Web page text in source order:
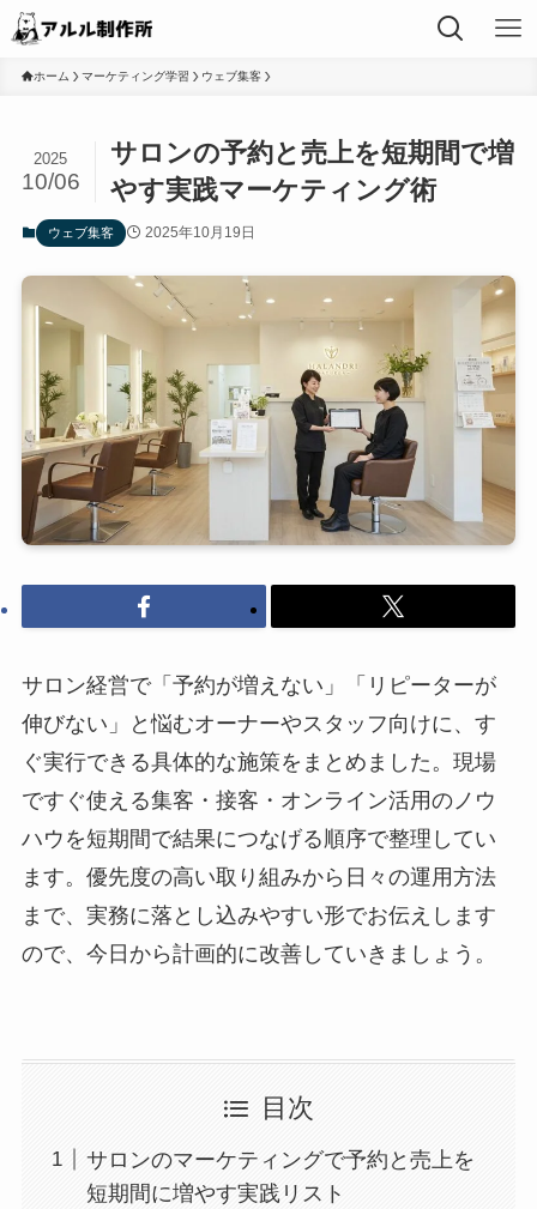
ホーム マーケティング学習 ウェブ集客
サロンの予約と売上を短期間で増
やす実践マーケティング術
2025
10/06
ウェブ集客 2025年10月19日
サロン経営で「予約が増えない」「リピーターが
伸びない」と悩むオーナーやスタッフ向けに、す
ぐ実行できる具体的な施策をまとめました。現場
ですぐ使える集客・接客・オンライン活用のノウ
ハウを短期間で結果につなげる順序で整理してい
ます。優先度の高い取り組みから日々の運用方法
まで、実務に落とし込みやすい形でお伝えします
ので、今日から計画的に改善していきましょう。
目次
サロンのマーケティングで予約と売上を
短期間に増やす実践リスト